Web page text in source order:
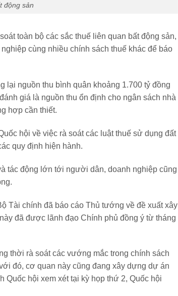
động sản
toàn bộ các sắc thuế liên quan bất động sản,
cùng nhiều chính sách thuế khác để báo
lại nguồn thu bình quân khoảng 1.700 tỷ đồng
giá là nguồn thu ổn định cho ngân sách nhà
hợp cần thiết.
hội về việc rà soát các luật thuế sử dụng đất
quy định hiện hành.
tác động lớn tới người dân, doanh nghiệp cũng
Tài chính đã báo cáo Thủ tướng về đề xuất xây
đã được lãnh đạo Chính phủ đồng ý từ tháng
thời rà soát các vướng mắc trong chính sách
đó, cơ quan này cũng đang xây dựng dự án
hội xem xét tại kỳ họp thứ 2, Quốc hội